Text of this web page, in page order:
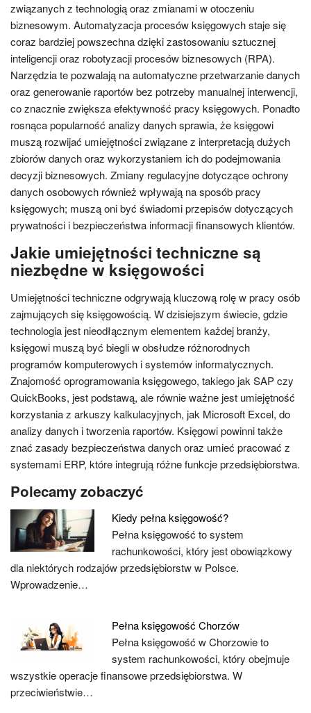
związanych z technologią oraz zmianami w otoczeniu
biznesowym. Automatyzacja procesów księgowych staje się
coraz bardziej powszechna dzięki zastosowaniu sztucznej
inteligencji oraz robotyzacji procesów biznesowych (RPA).
Narzędzia te pozwalają na automatyczne przetwarzanie danych
oraz generowanie raportów bez potrzeby manualnej interwencji,
co znacznie zwiększa efektywność pracy księgowych. Ponadto
rosnąca popularność analizy danych sprawia, że księgowi
muszą rozwijać umiejętności związane z interpretacją dużych
zbiorów danych oraz wykorzystaniem ich do podejmowania
decyzji biznesowych. Zmiany regulacyjne dotyczące ochrony
danych osobowych również wpływają na sposób pracy
księgowych; muszą oni być świadomi przepisów dotyczących
prywatności i bezpieczeństwa informacji finansowych klientów.
Jakie umiejętności techniczne są
niezbędne w księgowości
Umiejętności techniczne odgrywają kluczową rolę w pracy osób
zajmujących się księgowością. W dzisiejszym świecie, gdzie
technologia jest nieodłącznym elementem każdej branży,
księgowi muszą być biegli w obsłudze różnorodnych
programów komputerowych i systemów informatycznych.
Znajomość oprogramowania księgowego, takiego jak SAP czy
QuickBooks, jest podstawą, ale równie ważne jest umiejętność
korzystania z arkuszy kalkulacyjnych, jak Microsoft Excel, do
analizy danych i tworzenia raportów. Księgowi powinni także
znać zasady bezpieczeństwa danych oraz umieć pracować z
systemami ERP, które integrują różne funkcje przedsiębiorstwa.
Polecamy zobaczyć
Kiedy pełna księgowość?
Pełna księgowość to system
rachunkowości, który jest obowiązkowy
dla niektórych rodzajów przedsiębiorstw w Polsce.
Wprowadzenie…
Pełna księgowość Chorzów
Pełna księgowość w Chorzowie to
system rachunkowości, który obejmuje
wszystkie operacje finansowe przedsiębiorstwa. W
przeciwieństwie…